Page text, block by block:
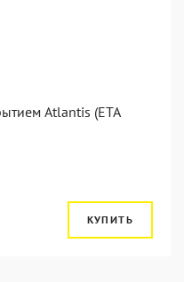
Atlantis (ETA
КУПИТЬ